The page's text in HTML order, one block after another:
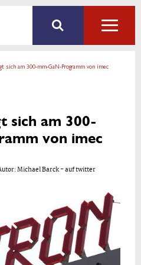
am 300-mm-GaN-Programm von imec
sich am 300-
von imec
Michael Barck- auf twitter